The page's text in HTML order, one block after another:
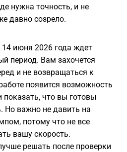
нужна точность, и не
давно созрело.
14 июня 2026 года ждет
период. Вам захочется
и не возвращаться к
появится возможность
показать, что вы готовы
Но важно не давить на
потому что не все
вашу скорость.
решать после проверки